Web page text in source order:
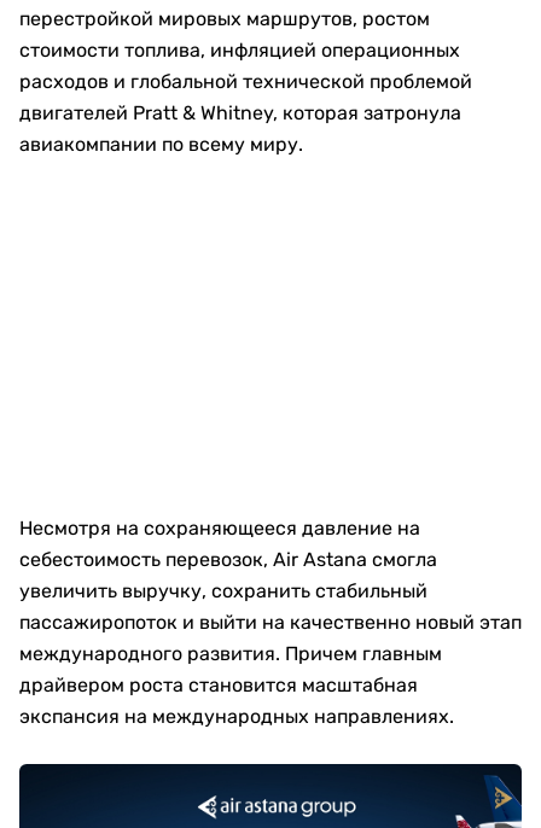
перестройкой мировых маршрутов, ростом
стоимости топлива, инфляцией операционных
расходов и глобальной технической проблемой
двигателей Pratt & Whitney, которая затронула
авиакомпании по всему миру.
Несмотря на сохраняющееся давление на
себестоимость перевозок, Air Astana смогла
увеличить выручку, сохранить стабильный
пассажиропоток и выйти на качественно новый этап
международного развития. Причем главным
драйвером роста становится масштабная
экспансия на международных направлениях.